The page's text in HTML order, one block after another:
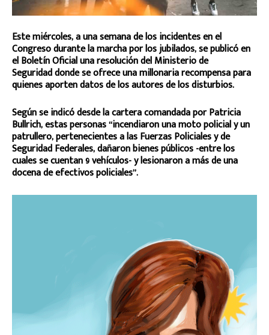
Este miércoles, a una semana de los incidentes en el
Congreso durante la marcha por los jubilados, se publicó en
el Boletín Oficial una resolución del Ministerio de
Seguridad donde se ofrece una millonaria recompensa para
quienes aporten datos de los autores de los disturbios.
Según se indicó desde la cartera comandada por Patricia
Bullrich, estas personas “incendiaron una moto policial y un
patrullero, pertenecientes a las Fuerzas Policiales y de
Seguridad Federales, dañaron bienes públicos -entre los
cuales se cuentan 9 vehículos- y lesionaron a más de una
docena de efectivos policiales”.